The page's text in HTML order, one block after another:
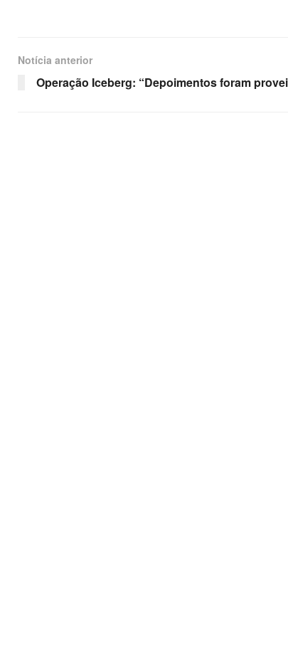
Notícia anterior
Operação Iceberg: “Depoimentos foram